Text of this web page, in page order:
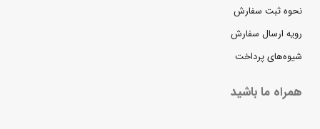
نحوه ثبت سفارش
رویه ارسال سفارش
شیوه‌های پرداخت
همراه ما باشید